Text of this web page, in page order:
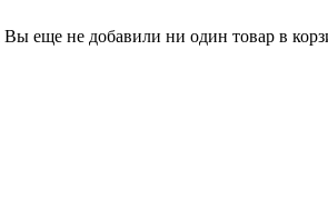
Вы еще не добавили ни один товар в